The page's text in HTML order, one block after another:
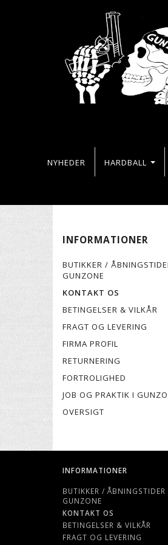
NYHEDER HARDBALL
INFORMATIONER
BUTIKKER /
GUNZONE
KONTAKT OS
BETINGELSER & VILKÅR
FRAGT OG LEVERING
FIRMA PROFIL
RETURNERING
FORTROLIGHED
JOB OG PRAKTIK I
OVERSIGT
INFORMATIONER
BUTIKKER / ÅBNINGSTIDER
GUNZONE
KONTAKT OS
BETINGELSER & VILKÅR
FRAGT OG LEVERING